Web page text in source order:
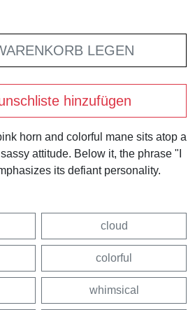
LEGEN
hinzufügen
horn and colorful mane sits atop a
attitude. Below it, the phrase "I
its defiant personality.
cloud
colorful
whimsical